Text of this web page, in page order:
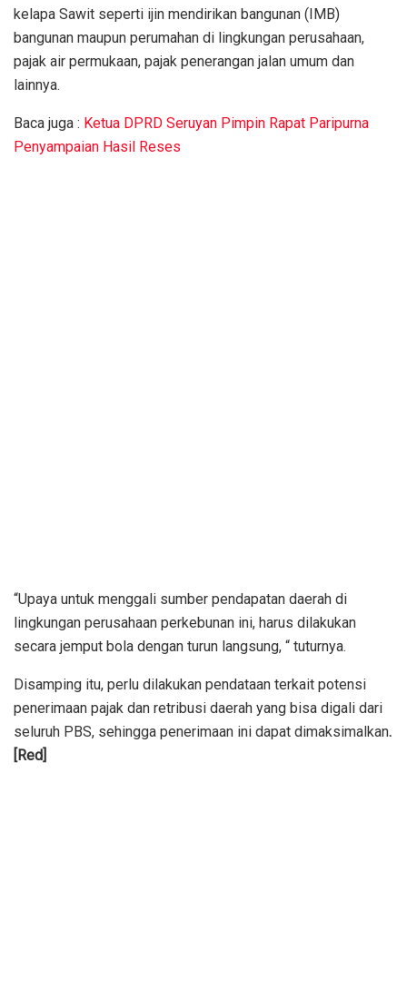
kelapa Sawit seperti ijin mendirikan bangunan (IMB)
bangunan maupun perumahan di lingkungan perusahaan,
pajak air permukaan, pajak penerangan jalan umum dan
lainnya.
Baca juga : Ketua DPRD Seruyan Pimpin Rapat Paripurna
Penyampaian Hasil Reses
“Upaya untuk menggali sumber pendapatan daerah di
lingkungan perusahaan perkebunan ini, harus dilakukan
secara jemput bola dengan turun langsung, “ tuturnya.
Disamping itu, perlu dilakukan pendataan terkait potensi
penerimaan pajak dan retribusi daerah yang bisa digali dari
seluruh PBS, sehingga penerimaan ini dapat dimaksimalkan.
[Red]